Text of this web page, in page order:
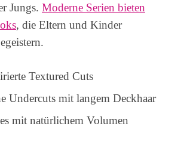
Jungs. Moderne Serien bieten
, die Eltern und Kinder
Textured Cuts
Undercuts mit langem Deckhaar
mit natürlichem Volumen